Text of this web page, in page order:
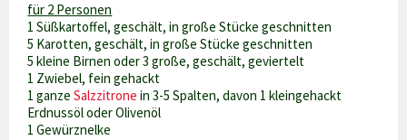
für 2 Personen
1 Süßkartoffel, geschält, in große Stücke geschnitten
5 Karotten, geschält, in große Stücke geschnitten
5 kleine Birnen oder 3 große, geschält, geviertelt
1 Zwiebel, fein gehackt
1 ganzeSalzzitrone in 3-5 Spalten, davon 1 kleingehackt
Erdnussöl oder Olivenöl
1 Gewürznelke